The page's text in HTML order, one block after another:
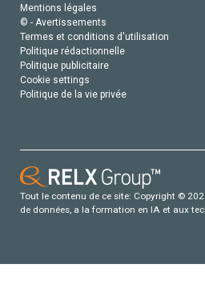
Mentions légales
© - Avertissements
Termes et conditions d'utilisation
Politique rédactionnelle
Politique publicitaire
Cookie settings
Politique de la vie privée
Tout le contenu de ce site: Copyright ©
de données, a la formation en IA et aux